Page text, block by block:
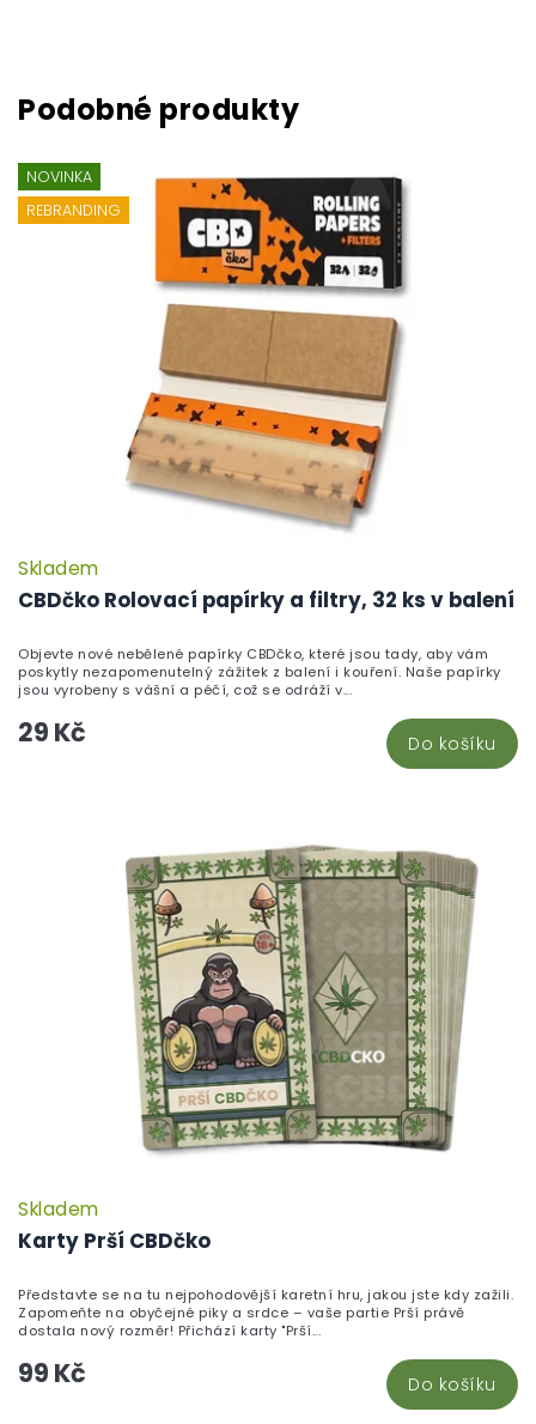
NOVINKA
REBRANDING
CBDčko Rolovací papírky a filtry, 32 ks v balení
Skladem
29 Kč Do košíku
Objevte nové nebělené papírky CBDčko, které jsou tady, aby vám
poskytly nezapomenutelný zážitek z balení i kouření. Naše papírky
jsou vyrobeny s vášní a péčí, což se odráží v...
Karty Prší CBDčko
Skladem
99 Kč Do košíku
Představte se na tu nejpohodovější karetní hru, jakou jste kdy zažili.
Zapomeňte na obyčejné piky a srdce – vaše partie Prší právě
dostala nový rozměr! Přichází karty "Prší...